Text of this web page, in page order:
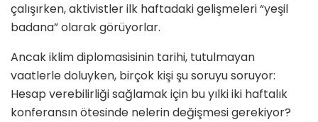
çalışırken, aktivistler ilk haftadaki gelişmeleri “yeşil
badana” olarak görüyorlar.
Ancak iklim diplomasisinin tarihi, tutulmayan
vaatlerle doluyken, birçok kişi şu soruyu soruyor:
Hesap verebilirliği sağlamak için bu yılki iki haftalık
konferansın ötesinde nelerin değişmesi gerekiyor?